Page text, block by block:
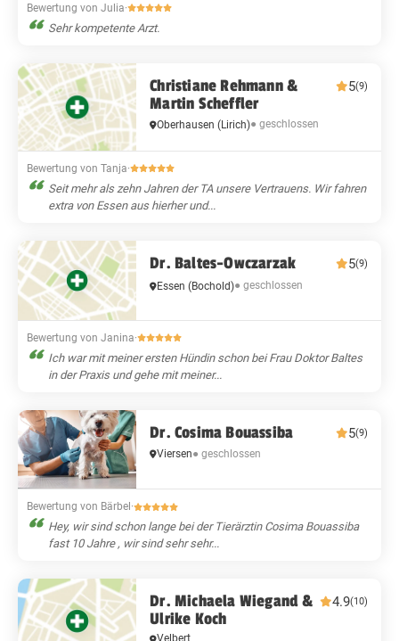
Bewertung von Julia·
Sehr kompetente Arzt.
Christiane Rehmann &
Martin Scheffler
5(9)
Oberhausen(Lirich)● geschlossen
Bewertung von Tanja·
Seit mehr als zehn Jahren der TA unsere Vertrauens. Wir fahren
extra von Essen aus hierher und...
Dr. Baltes-Owczarzak 5(9)
Essen(Bochold)● geschlossen
Bewertung von Janina·
Ich war mit meiner ersten Hündin schon bei Frau Doktor Baltes
in der Praxis und gehe mit meiner...
Dr. Cosima Bouassiba 5(9)
Viersen● geschlossen
Bewertung von Bärbel ·
Hey, wir sind schon lange bei der Tierärztin Cosima Bouassiba
fast 10 Jahre , wir sind sehr sehr...
Dr. Michaela Wiegand &
Ulrike Koch
4.9(10)